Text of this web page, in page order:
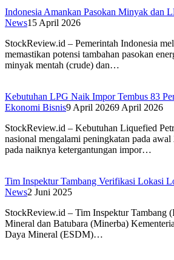
Indonesia Amankan Pasokan Minyak dan
News15 April 2026
StockReview.id – Pemerintah Indonesia
memastikan potensi tambahan pasokan
minyak mentah (crude) dan…
Kebutuhan LPG Naik Impor Tembus 83
Ekonomi Bisnis9 April 20269 April 2026
StockReview.id – Kebutuhan Liquefied
nasional mengalami peningkatan pada
pada naiknya ketergantungan impor…
Tim Inspektur Tambang Verifikasi Lokasi
News2 Juni 2025
StockReview.id – Tim Inspektur Tambang
Mineral dan Batubara (Minerba)
Daya Mineral (ESDM)…